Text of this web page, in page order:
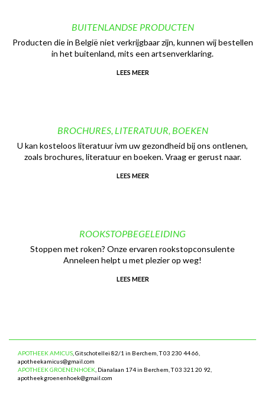
BUITENLANDSE PRODUCTEN
Producten die in België niet verkrijgbaar zijn, kunnen wij bestellen
in het buitenland, mits een artsenverklaring.
LEES MEER
BROCHURES, LITERATUUR, BOEKEN
U kan kosteloos literatuur ivm uw gezondheid bij ons ontlenen,
zoals brochures, literatuur en boeken. Vraag er gerust naar.
LEES MEER
ROOKSTOPBEGELEIDING
Stoppen met roken? Onze ervaren rookstopconsulente
Anneleen helpt u met plezier op weg!
LEES MEER
APOTHEEK AMICUS , Gitschotellei 82/1 in Berchem, T 03 230 44 66,
apotheekamicus@gmail.com
APOTHEEK GROENENHOEK , Dianalaan 174 in Berchem, T 03 321 20 92,
apotheekgroenenhoek@gmail.com